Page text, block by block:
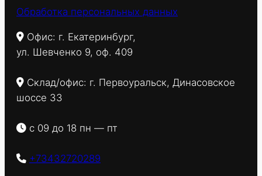
Обработка персональных данных
Офис: г. Екатеринбург,
ул. Шевченко 9, оф. 409
Склад/офис: г. Первоуральск, Динасовское
шоссе 33
с 09 до 18 пн — пт
+73432720289